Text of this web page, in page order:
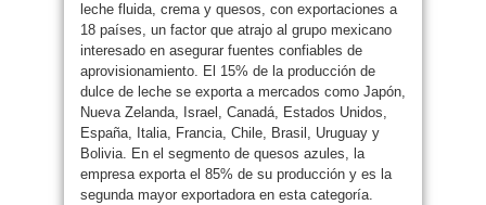
leche fluida, crema y quesos, con exportaciones a
18 países, un factor que atrajo al grupo mexicano
interesado en asegurar fuentes confiables de
aprovisionamiento. El 15% de la producción de
dulce de leche se exporta a mercados como Japón,
Nueva Zelanda, Israel, Canadá, Estados Unidos,
España, Italia, Francia, Chile, Brasil, Uruguay y
Bolivia. En el segmento de quesos azules, la
empresa exporta el 85% de su producción y es la
segunda mayor exportadora en esta categoría.